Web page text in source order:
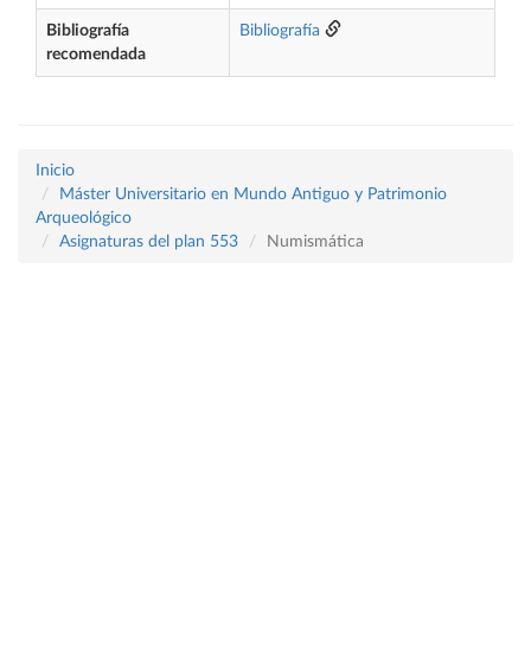
Bibliografía
recomendada
Bibliografía
Inicio
Máster Universitario en Mundo Antiguo y Patrimonio
Arqueológico
Asignaturas del plan 553
Numismática